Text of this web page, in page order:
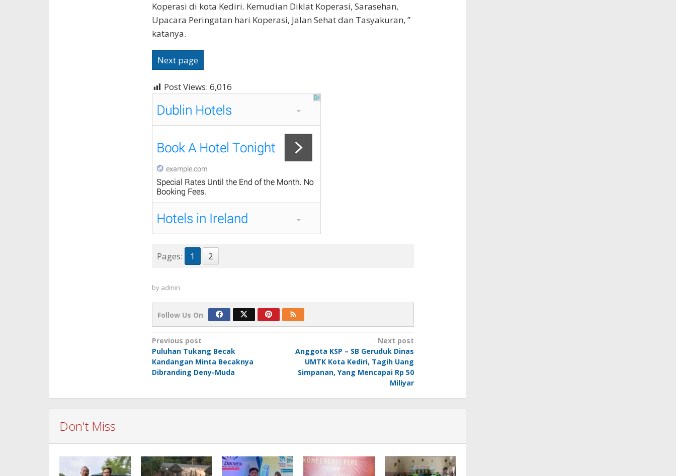
Koperasi di kota Kediri. Kemudian Diklat Koperasi, Sarasehan,
Upacara Peringatan hari Koperasi, Jalan Sehat dan Tasyakuran, ”
katanya.
Next page
Post Views: 6,016
Pages: 1 2
by admin
Follow Us On
Post
navigation
Previous post
Puluhan Tukang Becak
Kandangan Minta Becaknya
Dibranding Deny-Muda
Next post
Anggota KSP – SB Geruduk Dinas
UMTK Kota Kediri, Tagih Uang
Simpanan, Yang Mencapai Rp 50
Miliyar
Don't Miss